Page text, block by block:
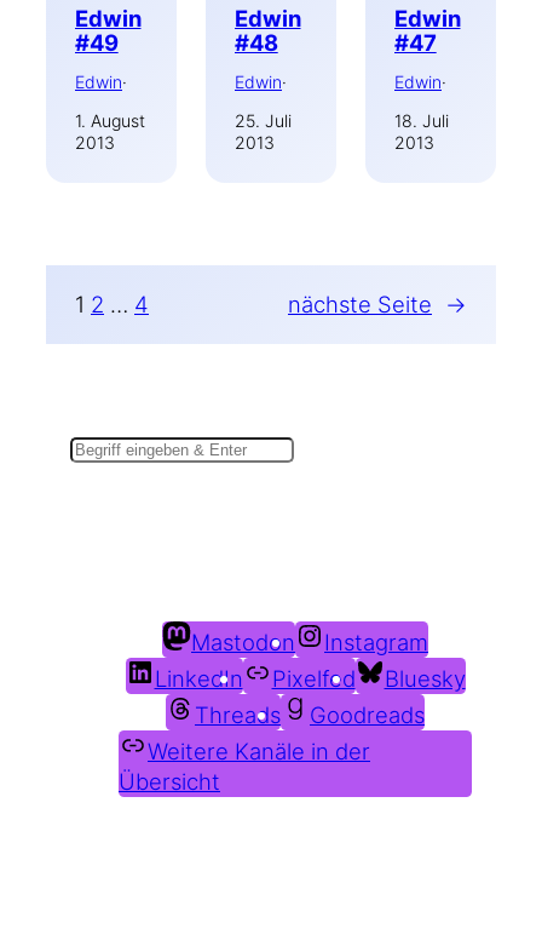
Edwin
#49
Edwin·
1. August
2013
Edwin
#48
Edwin·
25. Juli
2013
Edwin
#47
Edwin·
18. Juli
2013
1 2 … 4 nächste Seite →
Mastodon
Instagram
LinkedIn
Pixelfed
Bluesky
Threads
Goodreads
Weitere Kanäle in der
Übersicht